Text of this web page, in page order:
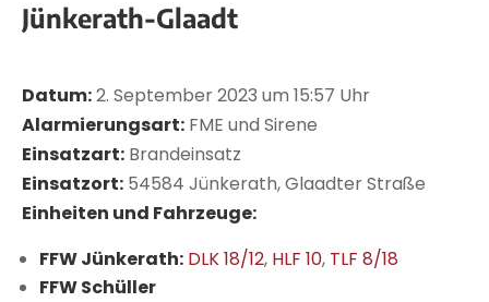
Jünkerath-Glaadt
Datum:2. September 2023 um 15:57 Uhr
Alarmierungsart: FME und Sirene
Einsatzart: Brandeinsatz
Einsatzort: 54584 Jünkerath, Glaadter Straße
Einheiten und Fahrzeuge:
FFW Jünkerath: DLK 18/12, HLF 10, TLF 8/18
FFW Schüller